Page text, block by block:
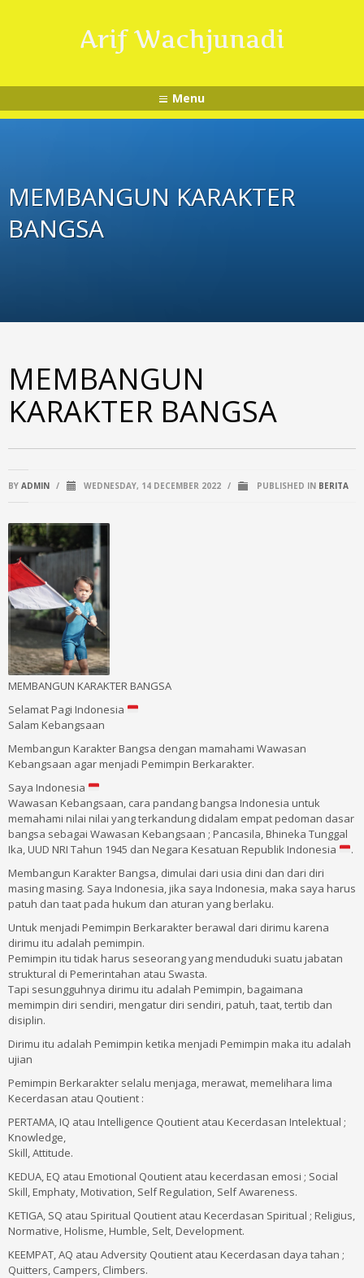
Arif Wachjunadi
Menu
MEMBANGUN KARAKTER
BANGSA
MEMBANGUN
KARAKTER BANGSA
BY ADMIN / WEDNESDAY, 14 DECEMBER 2022 / PUBLISHED IN BERITA
MEMBANGUN KARAKTER BANGSA
Selamat Pagi Indonesia
Salam Kebangsaan
Membangun Karakter Bangsa dengan mamahami Wawasan
Kebangsaan agar menjadi Pemimpin Berkarakter.
Saya Indonesia
Wawasan Kebangsaan, cara pandang bangsa Indonesia untuk
memahami nilai nilai yang terkandung didalam empat pedoman dasar
bangsa sebagai Wawasan Kebangsaan ; Pancasila, Bhineka Tunggal
Ika, UUD NRI Tahun 1945 dan Negara Kesatuan Republik Indonesia
.
Membangun Karakter Bangsa, dimulai dari usia dini dan dari diri
masing masing. Saya Indonesia, jika saya Indonesia, maka saya harus
patuh dan taat pada hukum dan aturan yang berlaku.
Untuk menjadi Pemimpin Berkarakter berawal dari dirimu karena
dirimu itu adalah pemimpin.
Pemimpin itu tidak harus seseorang yang menduduki suatu jabatan
struktural di Pemerintahan atau Swasta.
Tapi sesungguhnya dirimu itu adalah Pemimpin, bagaimana
memimpin diri sendiri, mengatur diri sendiri, patuh, taat, tertib dan
disiplin.
Dirimu itu adalah Pemimpin ketika menjadi Pemimpin maka itu adalah
ujian
Pemimpin Berkarakter selalu menjaga, merawat, memelihara lima
Kecerdasan atau Qoutient :
PERTAMA, IQ atau Intelligence Qoutient atau Kecerdasan Intelektual ;
Knowledge,
Skill, Attitude.
KEDUA, EQ atau Emotional Qoutient atau kecerdasan emosi ; Social
Skill, Emphaty, Motivation, Self Regulation, Self Awareness.
KETIGA, SQ atau Spiritual Qoutient atau Kecerdasan Spiritual ; Religius,
Normative, Holisme, Humble, Selt, Development.
KEEMPAT, AQ atau Adversity Qoutient atau Kecerdasan daya tahan ;
Quitters, Campers, Climbers.